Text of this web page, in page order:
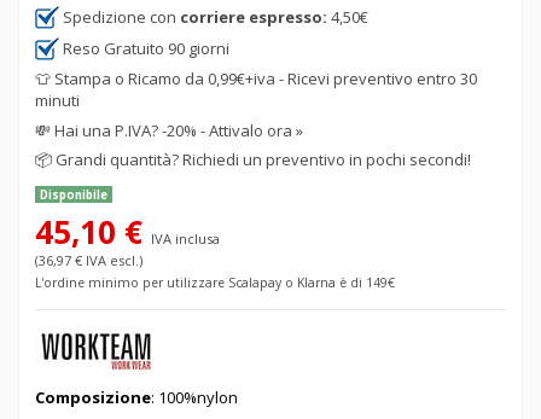
Spedizione con corriere espresso: 4,50€
Reso Gratuito 90 giorni
👕 Stampa o Ricamo da 0,99€+iva - Ricevi preventivo entro 30
minuti
💸Hai una P.IVA? -20% - Attivalo ora »
📦 Grandi quantità? Richiedi un preventivo in pochi secondi!
Disponibile
45,10 € IVA inclusa
(36,97 € IVA escl.)
L'ordine minimo per utilizzare Scalapay o Klarna è di 149€
Composizione: 100%nylon